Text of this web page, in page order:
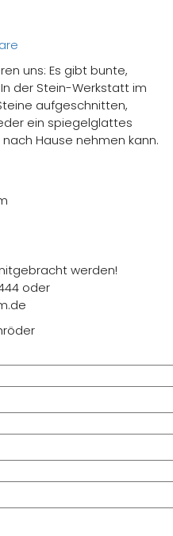
uns: Es gibt bunte,
der Stein-Werkstatt im
aufgeschnitten,
ein spiegelglattes
Hause nehmen kann.
werden!
oder